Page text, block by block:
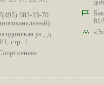
983-33-70
ул., д.
1, стр. 1.
81/